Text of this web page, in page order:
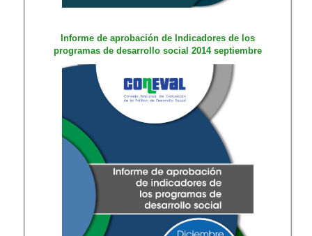
Informe de apr​obación de Indicadores de los
programas de desarrollo social 2014 septiembre